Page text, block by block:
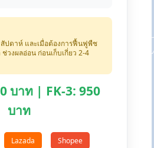
สัปดาห์ และเมื่อต้องการฟื้นฟูพืช
ช่วงผลอ่อน ก่อนเก็บเกี่ยว 2-4
บาท | FK-3: 950
บาท
Lazada Shopee